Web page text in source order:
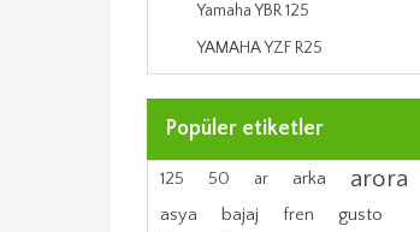
Yamaha YBR 125
YAMAHA YZF R25
Popüler etiketler
125 50 ar arka arora
asya bajaj fren gusto